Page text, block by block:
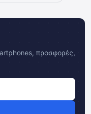
προσφορές,